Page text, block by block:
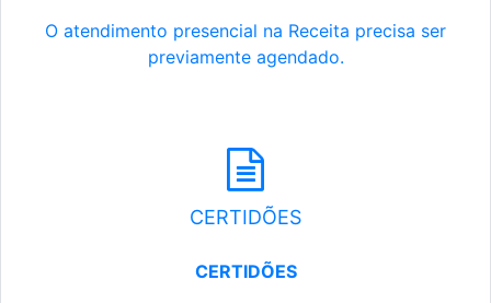
O atendimento presencial na Receita precisa ser
previamente agendado.
CERTIDÕES
CERTIDÕES